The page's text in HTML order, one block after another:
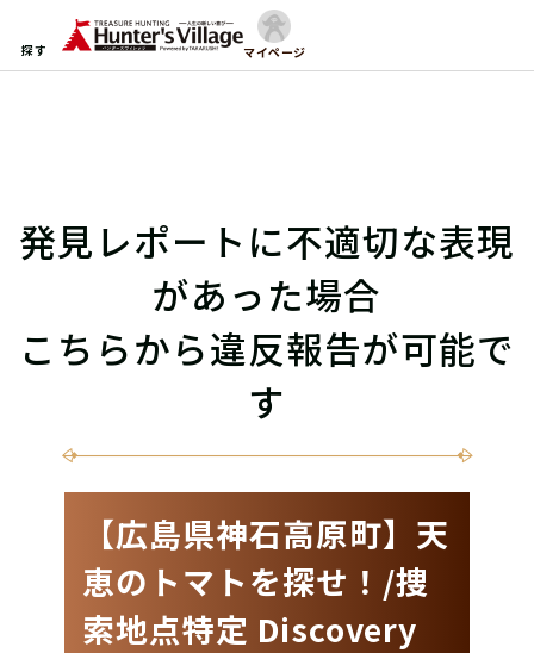
探す マイページ
発見レポートに不適切な表現
があった場合
こちらから違反報告が可能で
す
【広島県神石高原町】天
恵のトマトを探せ！/捜
索地点特定 Discovery